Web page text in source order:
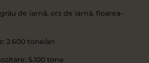
de iarnă, orz de iarnă, floarea-
2.600 tone/an
5.100 tone